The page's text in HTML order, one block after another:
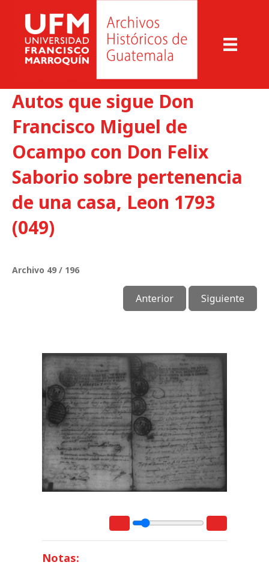
Autos que sigue Don
Francisco Miguel de
Ocampo con Don Felix
Saborio sobre pertenencia
de una casa, Leon 1793
(049)
Archivo 49 / 196
Anterior Siguiente
Notas: